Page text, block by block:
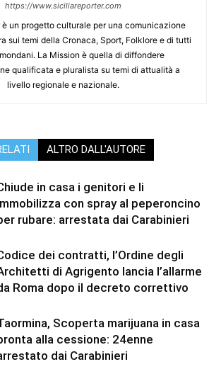
https://www.siciliareporter.com
un progetto culturale per una comunicazione
sui temi della Cronaca, Sport, Folklore e di tutti
La Mission è quella di diffondere
qualificata e pluralista su temi di attualità a
livello regionale e nazionale.
ALTRO DALL'AUTORE
in casa i genitori e li
con spray al peperoncino
rubare: arrestata dai Carabinieri
dei contratti, l’Ordine degli
di Agrigento lancia l’allarme
Roma dopo il decreto correttivo
Scoperta marijuana in casa
alla cessione: 24enne
dai Carabinieri